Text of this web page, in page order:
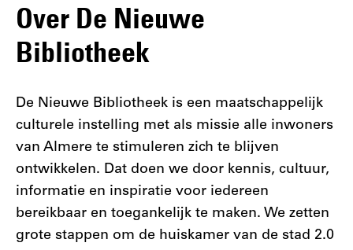
Over De Nieuwe
Bibliotheek
De Nieuwe Bibliotheek is een maatschappelijk
culturele instelling met als missie alle inwoners
van Almere te stimuleren zich te blijven
ontwikkelen. Dat doen we door kennis, cultuur,
informatie en inspiratie voor iedereen
bereikbaar en toegankelijk te maken. We zetten
grote stappen om de huiskamer van de stad 2.0